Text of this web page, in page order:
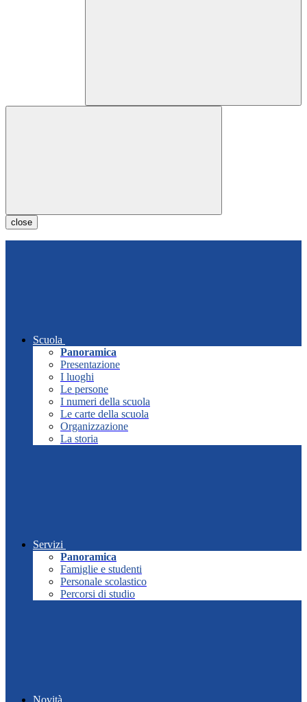
close
Scuola
Panoramica
Presentazione
I luoghi
Le persone
I numeri della scuola
Le carte della scuola
Organizzazione
La storia
Servizi
Panoramica
Famiglie e studenti
Personale scolastico
Percorsi di studio